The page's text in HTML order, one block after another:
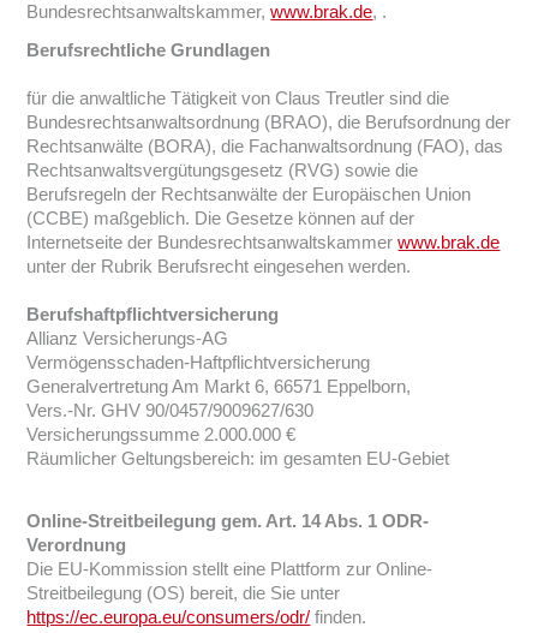
Bundesrechtsanwaltskammer,www.brak.de, .
Berufsrechtliche Grundlagen
für die anwaltliche Tätigkeit von Claus Treutler sind die
Bundesrechtsanwaltsordnung (BRAO), die Berufsordnung der
Rechtsanwälte (BORA), die Fachanwaltsordnung (FAO), das
Rechtsanwaltsvergütungsgesetz (RVG) sowie die
Berufsregeln der Rechtsanwälte der Europäischen Union
(CCBE) maßgeblich. Die Gesetze können auf der
Internetseite der Bundesrechtsanwaltskammerwww.brak.de
unter der Rubrik Berufsrecht eingesehen werden.
Berufshaftpflichtversicherung
Allianz Versicherungs-AG
Vermögensschaden-Haftpflichtversicherung
Generalvertretung Am Markt 6, 66571 Eppelborn,
Vers.-Nr. GHV 90/0457/9009627/630
Versicherungssumme 2.000.000 €
Räumlicher Geltungsbereich: im gesamten EU-Gebiet
Online-Streitbeilegung gem. Art. 14 Abs. 1 ODR-
Verordnung
Die EU-Kommission stellt eine Plattform zur Online-
Streitbeilegung (OS) bereit, die Sie unter
https://ec.europa.eu/consumers/odr/ finden.